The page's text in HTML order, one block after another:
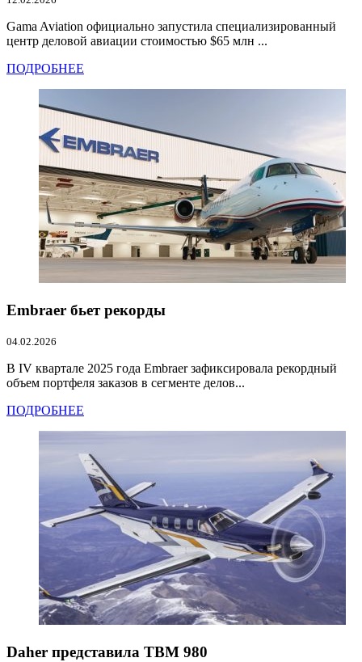
Gama Aviation официально запустила специализированный
центр деловой авиации стоимостью $65 млн ...
ПОДРОБНЕЕ
Embraer бьет рекорды
04.02.2026
В IV квартале 2025 года Embraer зафиксировала рекордный
объем портфеля заказов в сегменте делов...
ПОДРОБНЕЕ
Daher представила TBM 980